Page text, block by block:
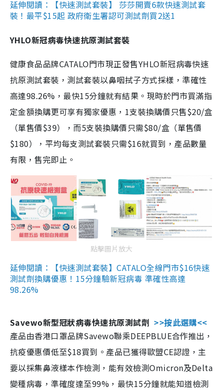
延伸閱讀：【快速測試套裝】 莎莎開賣6款快速測試套
裝！最平$15起 政府衛生署認可測試劑買2送1
YHLO新冠病毒快速抗原測試套裝
健康食品品牌CATALO門市現正發售YHLO新冠病毒快速
抗原測試套裝，測試套裝以鼻咽拭子方式採樣，準確性
高達98.26%，最快15分鐘就有結果。現時於門市買滿指
定金額換購更可享有獨家優惠，1支裝換購價只售$20/盒
（單售價$39），而5支裝換購價只需$80/盒（單售價
$180），平均每支測試套裝只需$16就買到，產品數量
有限，售完即止。
點擊圖片放大
延伸閱讀：【快速測試套裝】CATALO全線門市$16快速
測試劑換購優惠！15分鐘驗新冠病毒 準確性高達
98.26%
Savewo新型冠狀病毒快速抗原測試劑 >>按此選購<<
產品由香港口罩品牌Savewo聯乘DEEPBLUE合作推出，
抗疫優惠價低至$18買到。產品已獲得歐盟CE認證，主
要以採集鼻液樣本作檢測，能有效檢測Omicron及Delta
變種病毒，準確度達至99%，最快15分鐘就能知道檢測